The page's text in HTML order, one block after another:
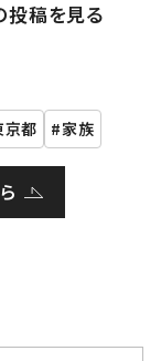
投稿を見る
京都 家族